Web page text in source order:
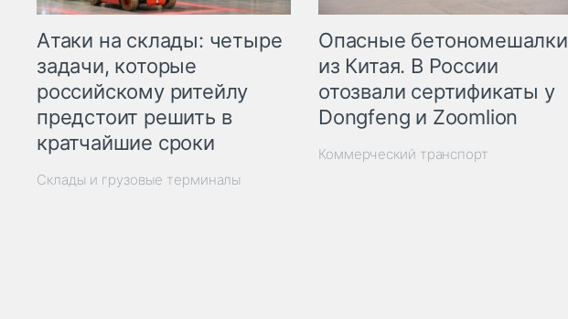
Атаки на склады: четыре
задачи, которые
российскому ритейлу
предстоит решить в
кратчайшие сроки
Склады и грузовые терминалы
Опасные бетономешалки
из Китая. В России
отозвали сертификаты у
Dongfeng и Zoomlion
Коммерческий транспорт